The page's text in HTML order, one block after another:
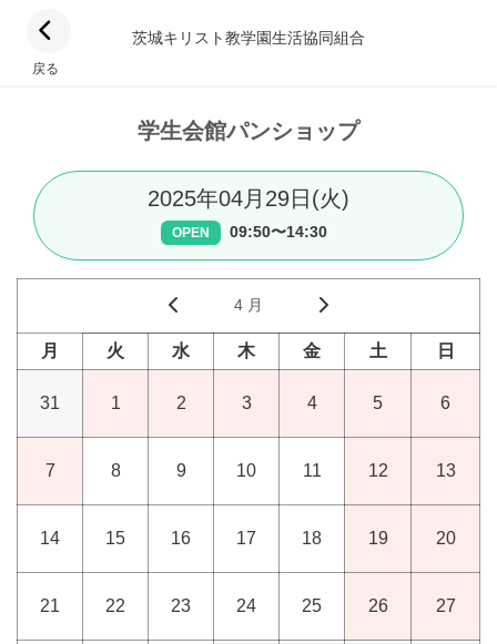
戻る
茨城キリスト教学園生活協同組合
学生会館パンショップ
2025年04月29日(火)
OPEN 09:50〜14:30
4 月
月 火 水 木 金 土 日
31 1 2 3 4 5 6
7 8 9 10 11 12 13
14 15 16 17 18 19 20
21 22 23 24 25 26 27